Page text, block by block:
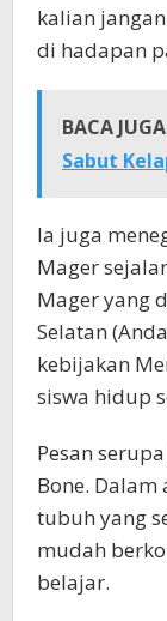
kalian
di hadapan
BACA
Sabut
Ia juga
Mager
Mager yang
Selatan
kebijakan
siswa hidup
Pesan
Bone. Dalam
tubuh yang
mudah
belajar.